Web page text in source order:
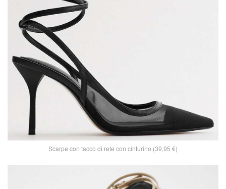
Scarpe con tacco di rete con cinturino (39,95 €)